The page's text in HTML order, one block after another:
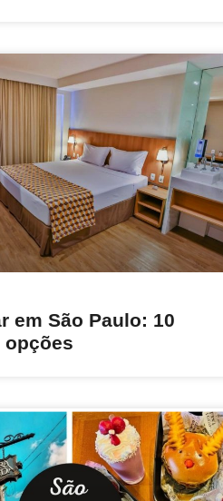
em São Paulo: 10
opções